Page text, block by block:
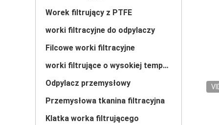
Worek filtrujący z PTFE
worki filtracyjne do odpylaczy
Filcowe worki filtracyjne
worki filtrujące o wysokiej temperaturze
Odpylacz przemysłowy
Przemysłowa tkanina filtracyjna
Klatka worka filtrującego